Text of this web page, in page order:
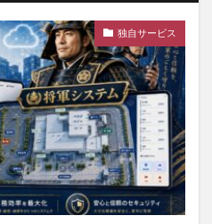
独自サービス